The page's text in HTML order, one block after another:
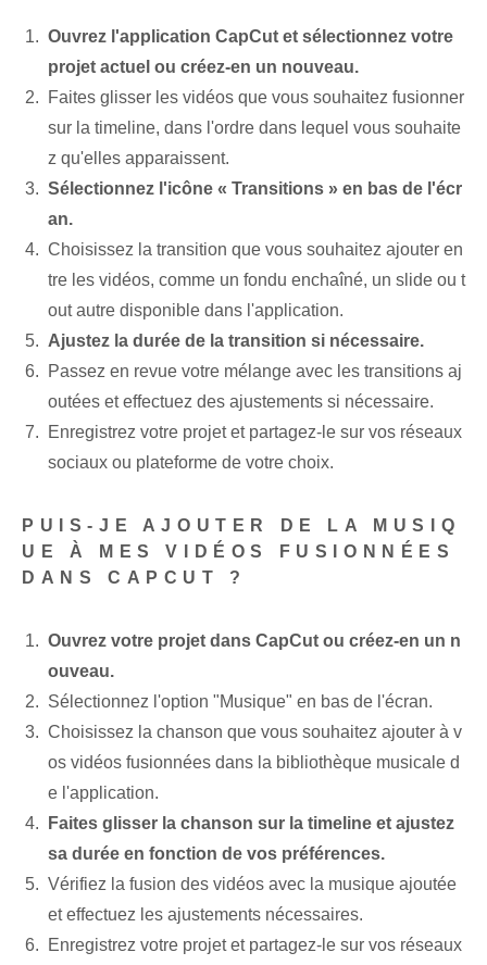
Ouvrez l'application CapCut et sélectionnez votre
projet actuel ou créez-en un nouveau.
Faites glisser les vidéos que vous souhaitez fusionner
sur la timeline, dans l'ordre dans lequel vous souhaite
z qu'elles apparaissent.
Sélectionnez l'icône « Transitions » en bas de l'écr
an.
Choisissez la transition que vous souhaitez ajouter en
tre les vidéos, comme un fondu enchaîné, un slide ou t
out autre disponible dans l'application.
Ajustez la durée de la transition si nécessaire.
Passez en revue votre mélange avec les transitions aj
outées et effectuez des ajustements si nécessaire.
Enregistrez votre projet et partagez-le sur vos réseaux
sociaux ou plateforme de votre choix.
PUIS-JE AJOUTER DE LA MUSIQ
UE À MES VIDÉOS FUSIONNÉES
DANS CAPCUT ?
Ouvrez votre projet dans CapCut ou créez-en un n
ouveau.
Sélectionnez l'option "Musique" en bas de l'écran.
Choisissez la chanson que vous souhaitez ajouter à v
os vidéos fusionnées dans la bibliothèque musicale d
e l'application.
Faites glisser la chanson sur la timeline et ajustez
sa durée en fonction de vos préférences.
Vérifiez la fusion des vidéos avec la musique ajoutée
et effectuez les ajustements nécessaires.
Enregistrez votre projet et partagez-le sur vos réseaux